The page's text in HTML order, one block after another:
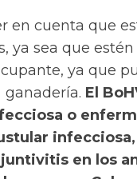
en cuenta que
ya sea que
ya que
ganadería. El
o
en los